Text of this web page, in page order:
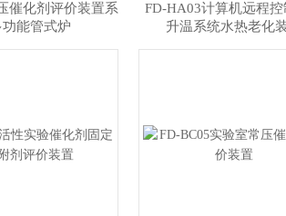
催化剂评价装置系
能管式炉
FD-HA03计算机远程
升温系统水热老化